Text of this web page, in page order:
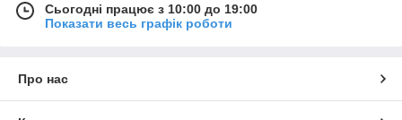
Сьогодні працює з 10:00 до 19:00
Показати весь графік роботи
Про нас